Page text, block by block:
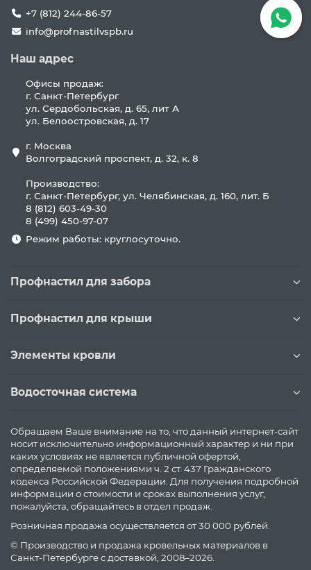
+7 (812) 244-86-57
info@profnastilvspb.ru
Наш адрес
Офисы продаж:
г. Санкт-Петербург
ул. Сердобольская, д. 65, лит А
ул. Белоостровская, д. 17
г. Москва
Волгоградский проспект, д. 32, к. 8
Производство:
г. Санкт-Петербург, ул. Челябинская, д. 160, лит. Б
8 (812) 603-49-30
8 (499) 450-97-07
Режим работы: круглосуточно.
Профнастил для забора
Профнастил для крыши
Элементы кровли
Водосточная система
Обращаем Ваше внимание на то, что данный интернет-сайт
носит исключительно информационный характер и ни при
каких условиях не является публичной офертой,
определяемой положениями ч. 2 ст. 437 Гражданского
кодекса Российской Федерации. Для получения подробной
информации о стоимости и сроках выполнения услуг,
пожалуйста, обращайтесь в отдел продаж.
Розничная продажа осуществляется от 30 000 рублей.
© Производство и продажа кровельных материалов в
Санкт-Петербурге с доставкой, 2008–2026.